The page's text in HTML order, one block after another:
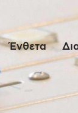
Ένθετα